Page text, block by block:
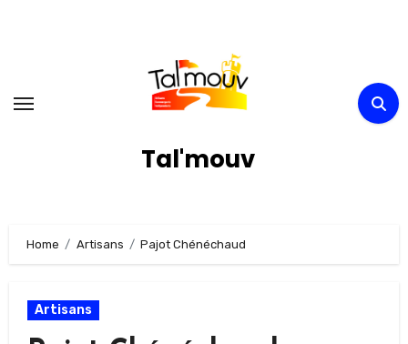
Tal'mouv
Home Artisans Pajot Chénéchaud
Artisans